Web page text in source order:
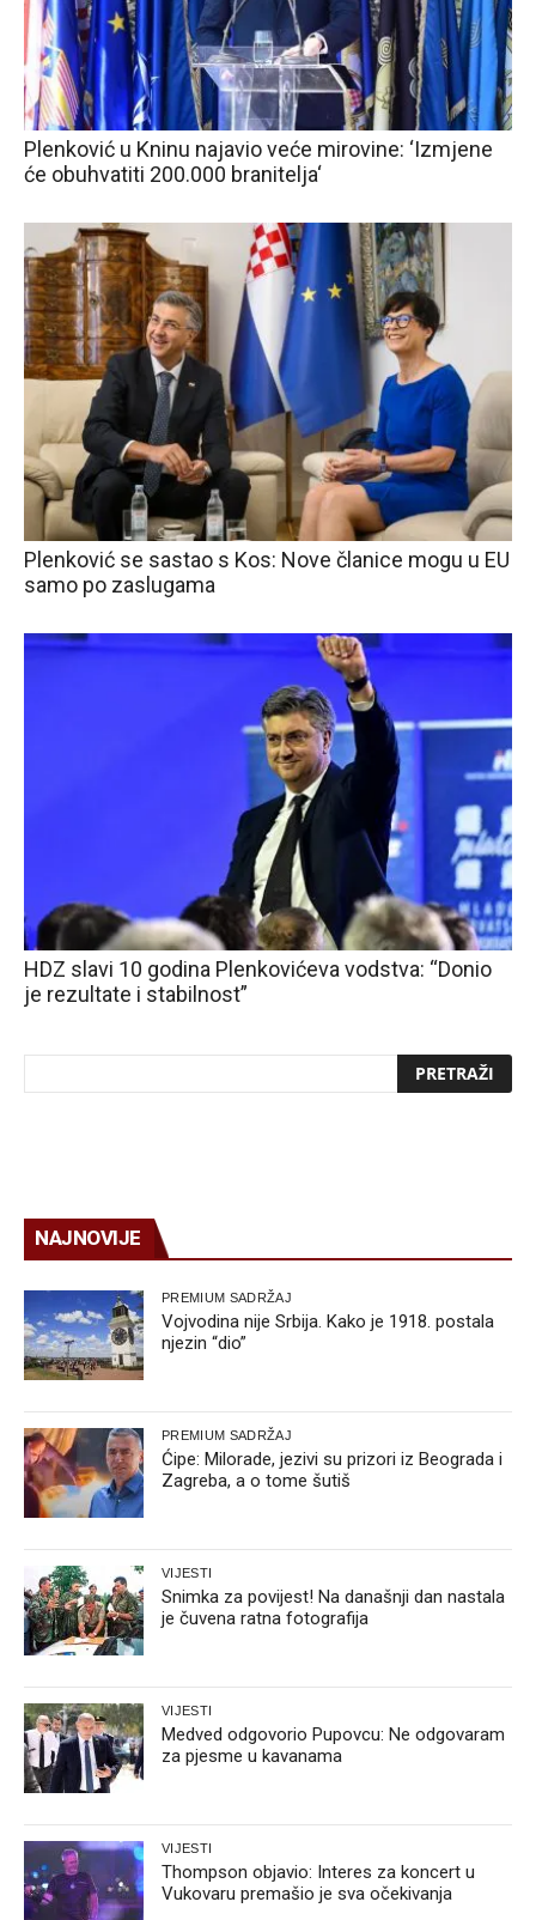
Plenković u Kninu najavio veće mirovine: ‘Izmjene
će obuhvatiti 200.000 branitelja‘
Plenković se sastao s Kos: Nove članice mogu u EU
samo po zaslugama
HDZ slavi 10 godina Plenkovićeva vodstva: “Donio
je rezultate i stabilnost”
NAJNOVIJE
PREMIUM SADRŽAJ
Vojvodina nije Srbija. Kako je 1918. postala
njezin “dio”
PREMIUM SADRŽAJ
Ćipe: Milorade, jezivi su prizori iz Beograda i
Zagreba, a o tome šutiš
VIJESTI
Snimka za povijest! Na današnji dan nastala
je čuvena ratna fotografija
VIJESTI
Medved odgovorio Pupovcu: Ne odgovaram
za pjesme u kavanama
VIJESTI
Thompson objavio: Interes za koncert u
Vukovaru premašio je sva očekivanja